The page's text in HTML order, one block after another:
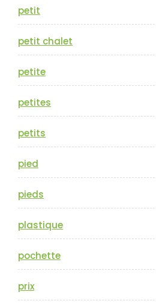
petit
petit chalet
petite
petites
petits
pied
pieds
plastique
pochette
prix